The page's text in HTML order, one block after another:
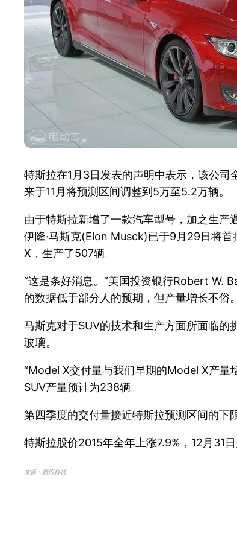
特斯拉在1月3日发表的声明中表示，该公
来于11月将预测区间调整到5万至5.2万辆。
由于特斯拉新增了一款汽车型号，加之生产
伊隆·马斯克(Elon Musck)已于9月29日将
X，生产了507辆。
“这是条好消息。”美国投资银行Robert W.
的数据低于部分人的预期，但产量增长不俗
马斯克对于SUV的技术和生产方面所面临
玻璃。
“Model X交付量与我们早期的Model X产量
SUV产量预计为238辆。
第四季度的交付量接近特斯拉预测区间的下
特斯拉股价2015年全年上涨7.9%，12月31
来源：新浪科技